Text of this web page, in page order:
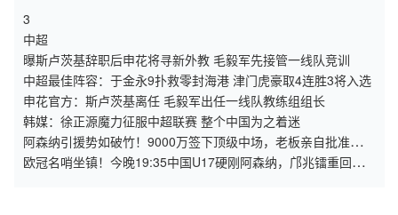
3
中超
曝斯卢茨基辞职后申花将寻新外教 毛毅军先接管一线队竞训
中超最佳阵容：于金永9扑救零封海港 津门虎豪取4连胜3将入选
申花官方：斯卢茨基离任 毛毅军出任一线队教练组组长
韩媒：徐正源魔力征服中超联赛 整个中国为之着迷
阿森纳引援势如破竹！9000万签下顶级中场，老板亲自批准维尼
修斯转会
欧冠名哨坐镇！今晚19:35中国U17硬刚阿森纳，邝兆镭重回首